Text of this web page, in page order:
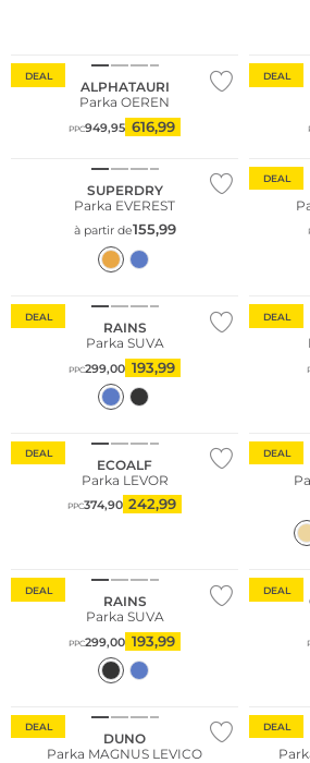
DEAL
ALPHATAURI
Parka OEREN
PPC949,95 616,99
DEAL
SUPERDRY
Parka EVEREST
à partir de155,99
DEAL
DEAL
RAINS
Parka SUVA
PPC299,00 193,99
DEAL
DEAL
ECOALF
Parka LEVOR
PPC374,90 242,99
DEAL
DEAL
RAINS
Parka SUVA
PPC299,00 193,99
DEAL
DEAL
DUNO
Parka MAGNUS LEVICO
DEAL